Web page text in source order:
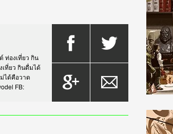
ท่องเที่ยว กิน
เที่ยว กินดื่มได้
ได้คือวาด
FB: